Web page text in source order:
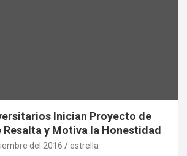
Inician Proyecto de
Resalta y Motiva la Honestidad
del 2016 estrella